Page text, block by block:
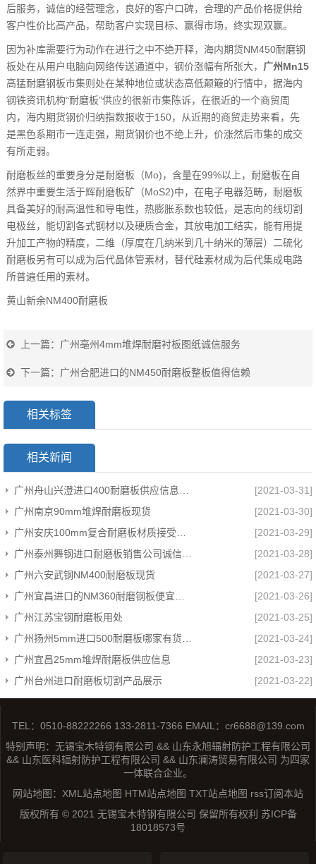
后服务，诚信的经营理念，良好的客户口碑，合理的产品价格提供给
客户性价比高产品，帮助客户实现目标、赢得市场，终实现双赢。
因为补库需要行为动作在进行之中不绝开释，海内期货NM450耐磨钢
板处在从用户电脑向网络传送通道中，钢价涨幅有所张大， 广州Mn15
高猛耐磨钢板市集则处在某种地位或状态高低颠簸的行情中，据海内
钢铁资讯机构“耐磨板”供应的很新市集陈诉，在很近的一个商贸周
内，海内期货钢价归纳指数报收于150，从近期的商贸走势来看，先
是黑色系期市一连走强，期货钢价也不绝上升，价涨然后市集的成交
有所走弱。
耐磨板丝的重要身分是耐磨板（Mo)，含量在99%以上，耐磨板在自
然界中重要生活于辉耐磨板矿（MoS2)中，在电子电器范畴，耐磨板
具备美好的耐高温性和导电性，热膨胀系数也较低，是志向的线切割
电极丝，能切割各式钢材以及硬质合金，其放电加工结实，能有用提
升加工产物的精度，二维（厚度在几纳米到几十纳米的薄层）二硫化
耐磨板另有可以成为后代晶体管素材，替代硅素材成为后代集成电路
所普遍任用的素材。
黄山新余NM400耐磨板
上一篇： 广州亳州4mm堆焊耐磨衬板图纸诚信服务
下一篇： 广州合肥进口的NM450耐磨板整板值得信赖
相关标签
相关新闻
[2021-03-31]
广州南京90mm堆焊耐磨板现货
[2021-03-30]
[2021-03-29]
[2021-03-28]
广州六安武钢NM400耐磨板现货
[2021-03-27]
[2021-03-26]
广州江苏宝钢耐磨板用处
[2021-03-25]
[2021-03-24]
广州宜昌25mm堆焊耐磨板供应信息
[2021-03-23]
广州台州进口耐磨板切割产品展示
[2021-03-22]
TEL：0510-88222266 133-2811-7366 EMAIL：cr6688@139.com
特别声明：无锡宝木特钢有限公司 && 山东永旭辐射防护工程有限公司
&& 山东医科辐射防护工程有限公司 && 山东澜涛贸易有限公司 为四家
一体联合企业。
网站地图： XML站点地图 HTM站点地图 TXT站点地图 rss订阅本站
版权所有 © 2021 无锡宝木特钢有限公司 保留所有权利 苏ICP备
18018573号